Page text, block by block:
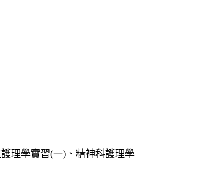
理學實習(一)、精神科護理學